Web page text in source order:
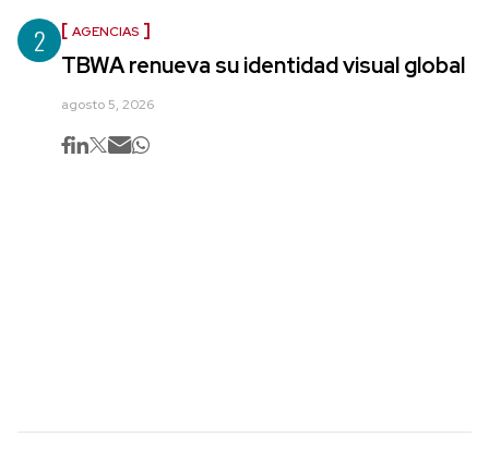
2 AGENCIAS
TBWA renueva su identidad visual global
agosto 5, 2026